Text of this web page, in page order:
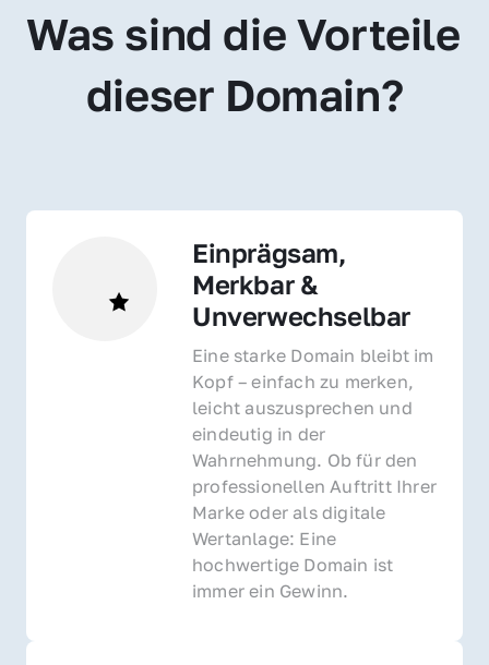
Was sind die Vorteile
dieser Domain?
Einprägsam,
Merkbar &
Unverwechselbar
Eine starke Domain bleibt im
Kopf – einfach zu merken,
leicht auszusprechen und
eindeutig in der
Wahrnehmung. Ob für den
professionellen Auftritt Ihrer
Marke oder als digitale
Wertanlage: Eine
hochwertige Domain ist
immer ein Gewinn.